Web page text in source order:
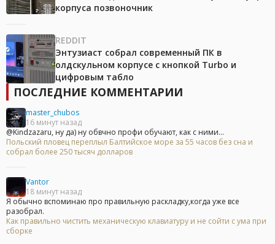
корпуса позвоночник
REDDIT
Энтузиаст собрал современный ПК в
олдскульном корпусе с кнопкой Turbo и
цифровым табло
ПОСЛЕДНИЕ КОММЕНТАРИИ
master_chubos
16 минут назад
@Kindzazaru, ну да) ну обвчно профи обучают, как с ними...
Польский пловец переплыл Балтийское море за 55 часов без сна и
собрал более 250 тысяч долларов
Vantor
18 минут назад
Я обычно вспоминаю про правильную раскладку,когда уже все
разобрал.
Как правильно чистить механическую клавиатуру и не сойти с ума при
сборке